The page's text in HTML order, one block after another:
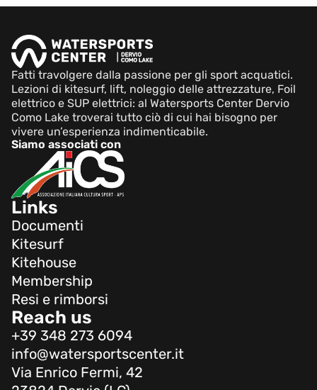
Fatti travolgere dalla passione per gli sport acquatici.
Lezioni di kitesurf, lift, noleggio delle attrezzature, Foil
elettrico e SUP elettrici: al Watersports Center Dervio
Como Lake troverai tutto ciò di cui hai bisogno per
vivere un’esperienza indimenticabile.
Siamo associati con
Links
Documenti
Kitesurf
Kitehouse
Membership
Resi e rimborsi
Reach us
+39 348 273 6094
info@watersportscenter.it
Via Enrico Fermi, 42